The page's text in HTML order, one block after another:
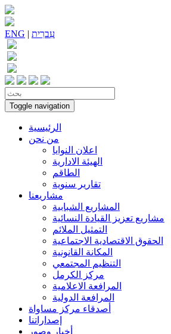
ENG | עִברִית
Toggle navigation
الرئيسية
من نحن
اعلان النوايا
الهيئة الادارية
الطاقم
تقارير سنوية
مشاريعنا
المشاريع الشبابية
مشاريع تعزيز القيادة النسائية
التمثيل الملائم
الحقوق الاقتصادية الاجتماعية
المكانة القانونية
التنظيم المجتمعي
مركز الكرمل
المرافعة الاعلامية
المرافعة الدولية
أصدقاء مركز مساواة
إصداراتنا
أخبار وصور